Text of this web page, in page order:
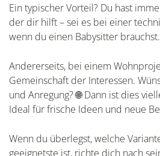
Ein typischer Vorteil? Du hast
der dir hilft – sei es bei einer
wenn du einen Babysitter brauchst.
Andererseits, bei einem
Gemeinschaft der Interessen.
und Anregung? 🌐 Dann ist dies
Ideal für frische Ideen und neue
Wenn du überlegst, welche
geeignetste ist, richte dich nach